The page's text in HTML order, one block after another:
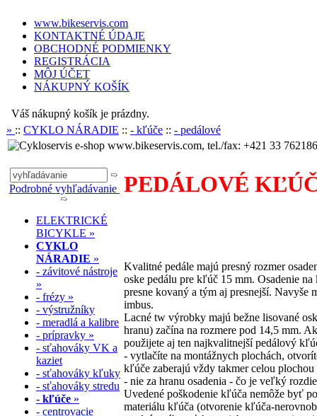
www.bikeservis.com
KONTAKTNÉ ÚDAJE
OBCHODNÉ PODMIENKY
REGISTRÁCIA
MÔJ ÚČET
NÁKUPNÝ KOŠÍK
Váš nákupný košík je prázdny.
» :: CYKLO NÁRADIE :: - kľúče :: - pedálové
www.bikeservis.com, tel./fax: +421 33
Podrobné vyhľadávanie
ELEKTRICKÉ
BICYKLE »
CYKLO
NÁRADIE »
- závitové nástroje
»
- frézy »
- výstružníky
- meradlá a kalibre
- prípravky »
- sťahováky VK a
kaziet
- sťahováky kľuky
- sťahováky stredu
- kľúče »
- centrovacie
PEDÁLOVÉ
Kvalitné pedále majú presný rozmer
oske pedálu pre kľúč 15 mm. Osadenie
presne kovaný a tým aj presnejší. Navyše
imbus.
Lacné tw výrobky majú bežne lisované
hranu) začína na rozmere pod 14,5 mm.
použijete aj ten najkvalitnejší pedálový
- vytlačíte na montážnych plochách,
kľúče zaberajú vždy takmer celou
- nie za hranu osadenia - čo je veľký
Uvedené poškodenie kľúča nemôže byť
materiálu kľúča (otvorenie kľúča-